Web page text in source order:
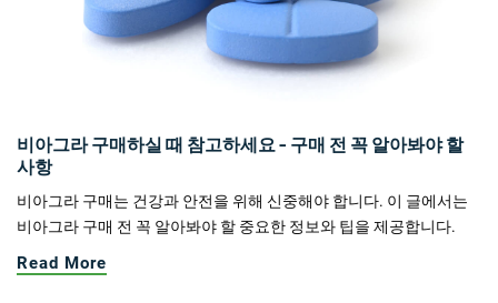
비아그라 구매하실 때 참고하세요 - 구매 전 꼭 알아봐야 할
사항
비아그라 구매는 건강과 안전을 위해 신중해야 합니다. 이 글에서는
비아그라 구매 전 꼭 알아봐야 할 중요한 정보와 팁을 제공합니다.
Read More